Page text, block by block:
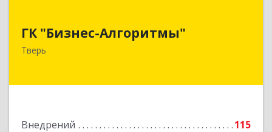
ГК "Бизнес-Алгоритмы"
Тверь
Внедрений
115
170006, Тверская обл, Тверь г, Брагина ул, дом
Подробнее